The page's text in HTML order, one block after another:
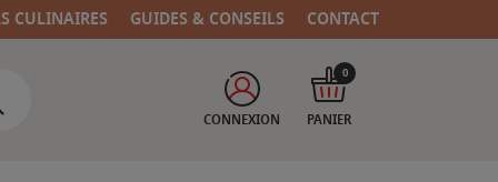
CULINAIRES GUIDES & CONSEILS CONTACT
CONNEXION PANIER
0